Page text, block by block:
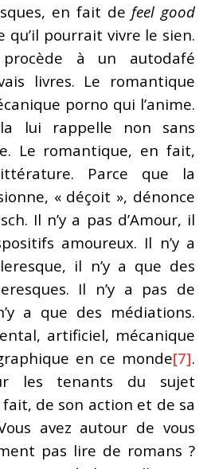
en fait de feel good
qu’il pourrait vivre le sien.
procède à un autodafé
livres. Le romantique
porno qui l’anime.
lui rappelle non sans
Le romantique, en fait,
Parce que la
« déçoit », dénonce
Il n’y a pas d’Amour, il
amoureux. Il n’y a
il n’y a que des
Il n’y a pas de
a que des médiations.
artificiel, mécanique
en ce monde[7].
les tenants du sujet
de son action et de sa
avez autour de vous
pas lire de romans ?